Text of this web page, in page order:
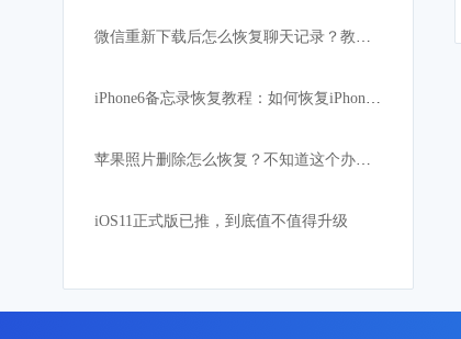
微信重新下载后怎么恢复聊天记录？教你简单实用的方法
iPhone6备忘录恢复教程：如何恢复iPhone删除的备忘录
苹果照片删除怎么恢复？不知道这个办法你就亏了
iOS11正式版已推，到底值不值得升级